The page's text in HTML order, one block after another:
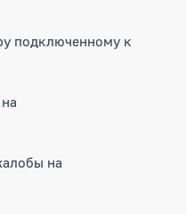
подключенному к
на